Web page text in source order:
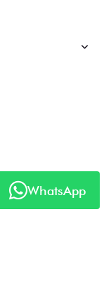
WhatsApp